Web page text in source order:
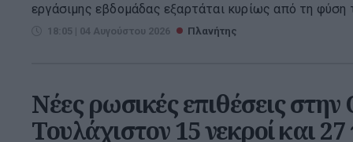
εργάσιμης εβδομάδας εξαρτάται κυρίως από τη φύση
18:05 | 04 Αυγούστου 2026 Πλανήτης
Νέες ρωσικές επιθέσεις
Τουλάχιστον 15 νεκροί και